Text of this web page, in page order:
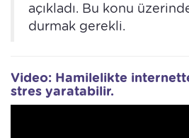
açıkladı. Bu konu
durmak gerekli.
Video: Hamilelikte
stres yaratabilir.